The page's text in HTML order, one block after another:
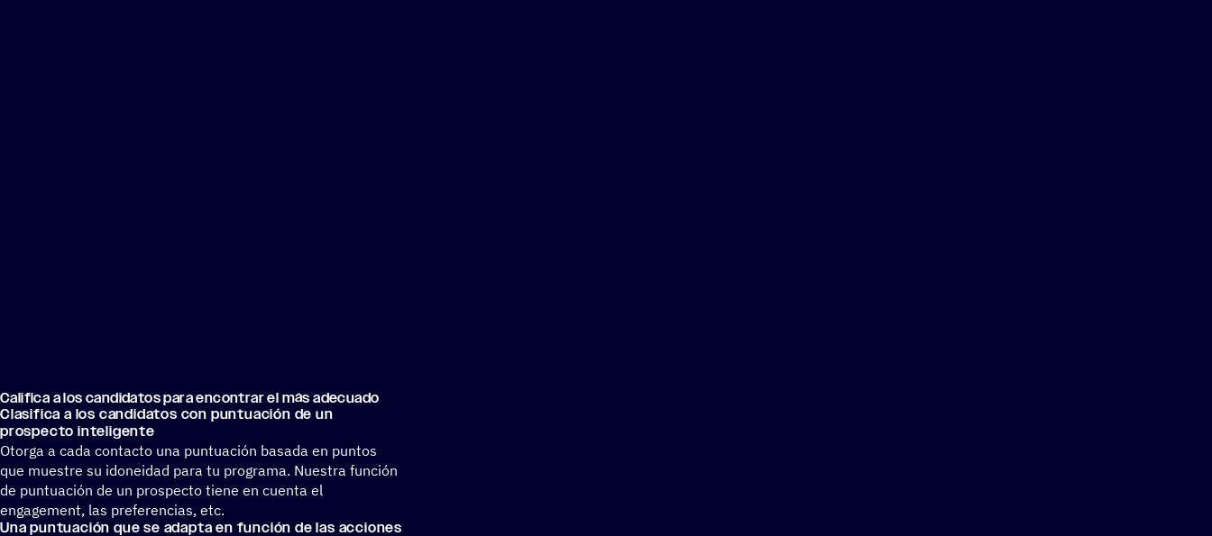
Cali­fica a los candi­da­tos para encon­trar el más adecuado
Clasi­fica a los candi­da­tos con puntua­ción de un
prospecto inteligente
Otorga a cada contacto una puntuación basada en puntos
que muestre su idoneidad para tu programa. Nuestra función
de puntuación de un prospecto tiene en cuenta el
engagement, las preferencias, etc.
Una puntua­ción que se adapta en función de las acciones